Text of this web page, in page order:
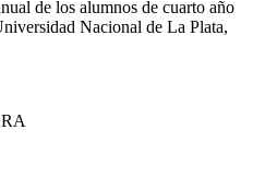
de los alumnos de cuarto año
Nacional de La Plata,